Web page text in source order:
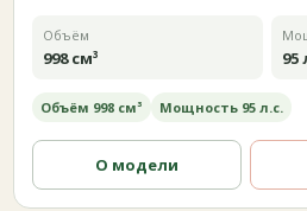
Объём
998 см³ 95
Объём 998 см³ Мощность 95 л.с.
О модели